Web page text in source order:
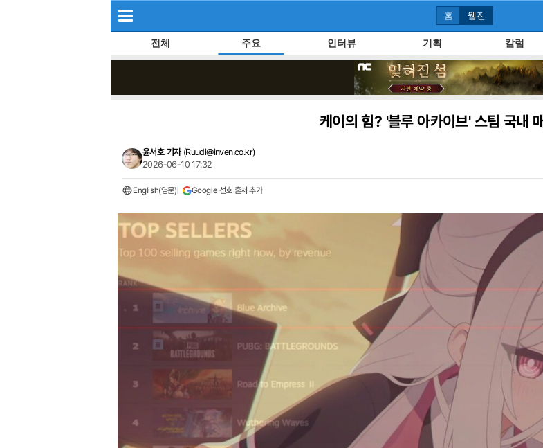
홈 웹진
전체 주요 인터뷰 기획 칼럼
케이의 힘? '블루 아카이브' 스팀 국내
윤서호 기자 (Ruudi@inven.co.kr)
2026-06-10 17:32
English(영문) Google 선호 출처 추가